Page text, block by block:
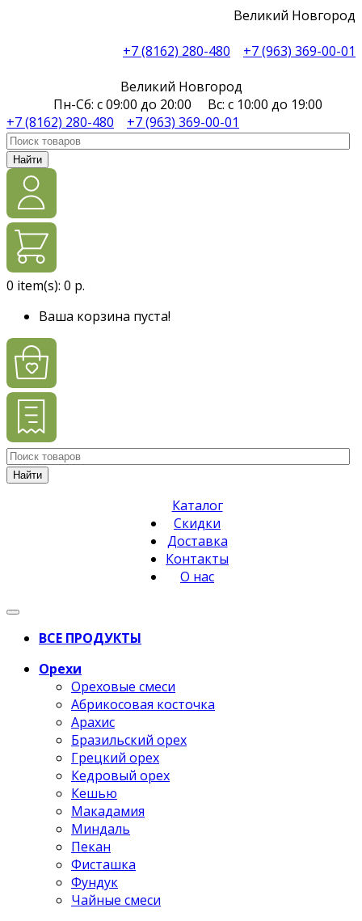
Великий Новгород
+7 (8162) 280-480
+7 (963) 369-00-01
Великий Новгород
Пн-Сб: с 09:00 до 20:00 Вс: с 10:00 до 19:00
+7 (8162) 280-480
+7 (963) 369-00-01
Найти
0 item(s): 0 р.
Ваша корзина пуста!
Найти
Каталог
Скидки
Доставка
Контакты
О нас
ВСЕ ПРОДУКТЫ
Орехи
Ореховые смеси
Абрикосовая косточка
Арахис
Бразильский орех
Грецкий орех
Кедровый орех
Кешью
Макадамия
Миндаль
Пекан
Фисташка
Фундук
Чайные смеси